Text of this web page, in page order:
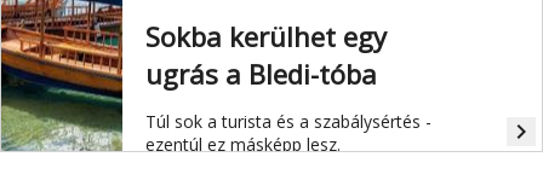
Sokba kerülhet egy
ugrás a Bledi-tóba
Túl sok a turista és a szabálysértés -
ezentúl ez másképp lesz.
navigate_next